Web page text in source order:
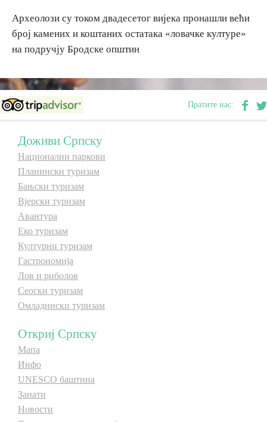
Списак дестинација
Мапа дестинација
Манифестације
Смјештај
Мултимедија
Фото
Видео
E-Brochure
Откриј Српску
Археолози су током двадесетог вијека пронашли већи
број камених и коштаних остатака «ловачке културе»
на подручју Бродске општин
Пратите нас:
Доживи Српску
Национални паркови
Планински туризам
Бањски туризам
Вјерски туризам
Авантура
Еко туризам
Културни туризам
Гастрономија
Лов и риболов
Сеоски туризам
Омладински туризам
Откриј Српску
Мапа
Инфо
UNESCO баштина
Занати
Новости